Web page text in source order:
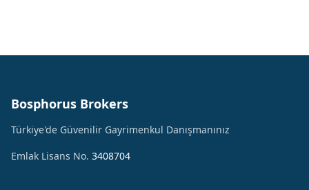
Bosphorus Brokers
Türkiye'de Güvenilir Gayrimenkul Danışmanınız
Emlak Lisans No. 3408704